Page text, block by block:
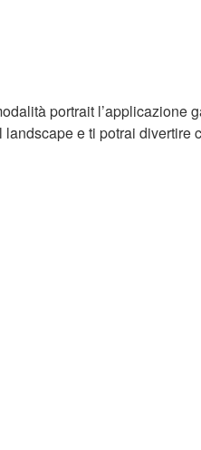
portrait l’applicazione
landscape e ti potrai divertire